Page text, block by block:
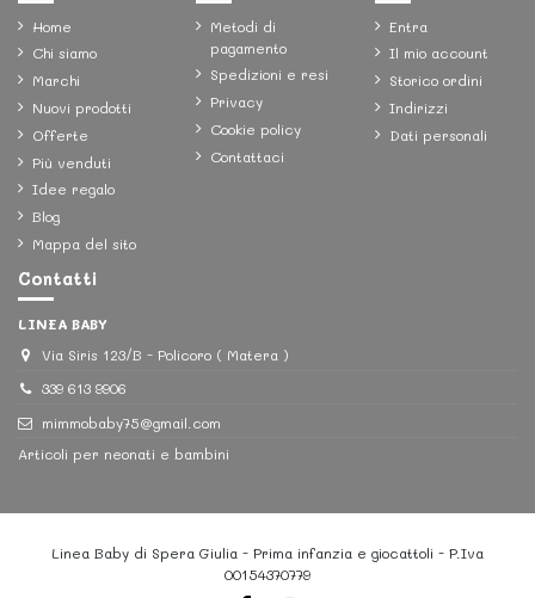
Home
Chi siamo
Marchi
Nuovi prodotti
Offerte
Più venduti
Idee regalo
Blog
Mappa del sito
Metodi di
pagamento
Spedizioni e resi
Privacy
Cookie policy
Contattaci
Entra
Il mio account
Storico ordini
Indirizzi
Dati personali
Contatti
LINEA BABY
Via Siris 123/B - Policoro ( Matera )
339 613 9906
mimmobaby75@gmail.com
Articoli per neonati e bambini
Linea Baby di Spera Giulia - Prima infanzia e giocattoli - P.Iva
00154370779